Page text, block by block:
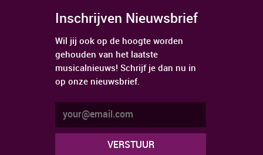
Inschrijven Nieuwsbrief
Wil jij ook op de hoogte worden
gehouden van het laatste
musicalnieuws! Schrijf je dan nu in
op onze nieuwsbrief.